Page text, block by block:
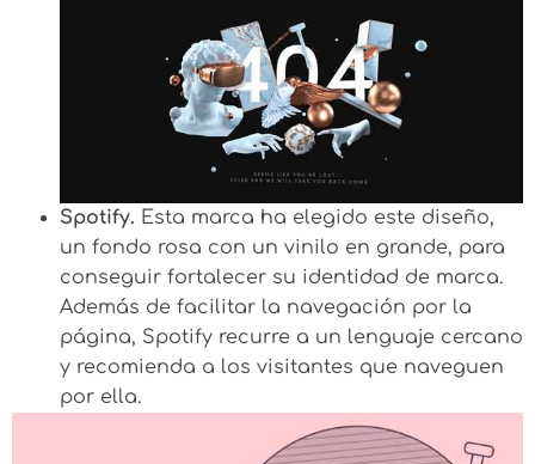
Spotify. Esta marca ha elegido este diseño,
un fondo rosa con un vinilo en grande, para
conseguir fortalecer su identidad de marca.
Además de facilitar la navegación por la
página, Spotify recurre a un lenguaje cercano
y recomienda a los visitantes que naveguen
por ella.